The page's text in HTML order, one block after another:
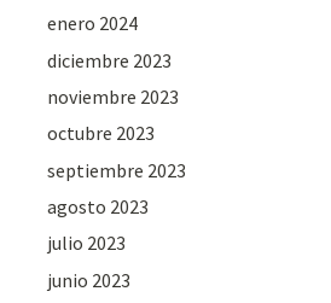
enero 2024
diciembre 2023
noviembre 2023
octubre 2023
septiembre 2023
agosto 2023
julio 2023
junio 2023